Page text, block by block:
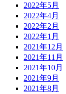
2022年5月
2022年4月
2022年2月
2022年1月
2021年12月
2021年11月
2021年10月
2021年9月
2021年8月